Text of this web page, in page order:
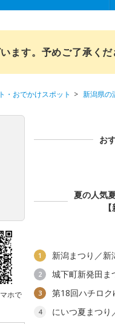
ます。予めご了承くだ
・おでかけスポット 新潟県の
ホで
お
夏の人気
1 新潟まつり／新
2 城下町新発田ま
3 第18回ハチロ
4 にいつ夏まつり